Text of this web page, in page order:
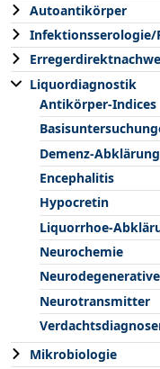
Autoantikörper
Infektionsserologie/
Liquordiagnostik
Antikörper-Indices
Demenz-Abklärung
Encephalitis
Hypocretin
Liquorrhoe-
Neurochemie
Neurotransmitter
Mikrobiologie